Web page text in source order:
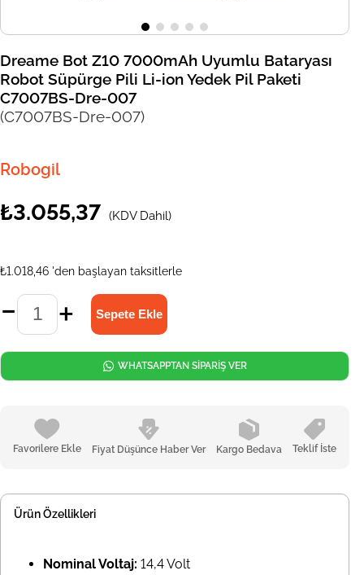
Dreame Bot Z10 7000mAh Uyumlu Bataryası
Robot Süpürge Pili Li-ion Yedek Pil Paketi
C7007BS-Dre-007
(C7007BS-Dre-007)
Robogil
₺3.055,37 (KDV Dahil)
₺1.018,46 'den başlayan taksitlerle
Favorilere Ekle Fiyat Düşünce Haber Ver Kargo Bedava Teklif İste
WHATSAPPTAN SİPARİŞ VER
Ürün Özellikleri
Nominal Voltaj: 14,4 Volt